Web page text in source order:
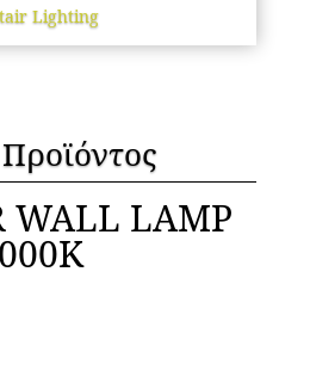
Lighting
WALL LAMP